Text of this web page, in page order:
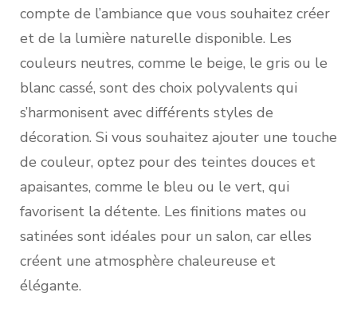
compte de l’ambiance que vous souhaitez créer
et de la lumière naturelle disponible. Les
couleurs neutres, comme le beige, le gris ou le
blanc cassé, sont des choix polyvalents qui
s’harmonisent avec différents styles de
décoration. Si vous souhaitez ajouter une touche
de couleur, optez pour des teintes douces et
apaisantes, comme le bleu ou le vert, qui
favorisent la détente. Les finitions mates ou
satinées sont idéales pour un salon, car elles
créent une atmosphère chaleureuse et
élégante.